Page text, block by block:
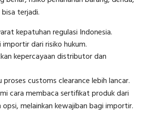
terjadi.
kepatuhan regulasi Indonesia.
importir dari risiko hukum.
kepercayaan distributor dan
customs clearance lebih lancar.
cara membaca sertifikat produk dari
opsi, melainkan kewajiban bagi importir.